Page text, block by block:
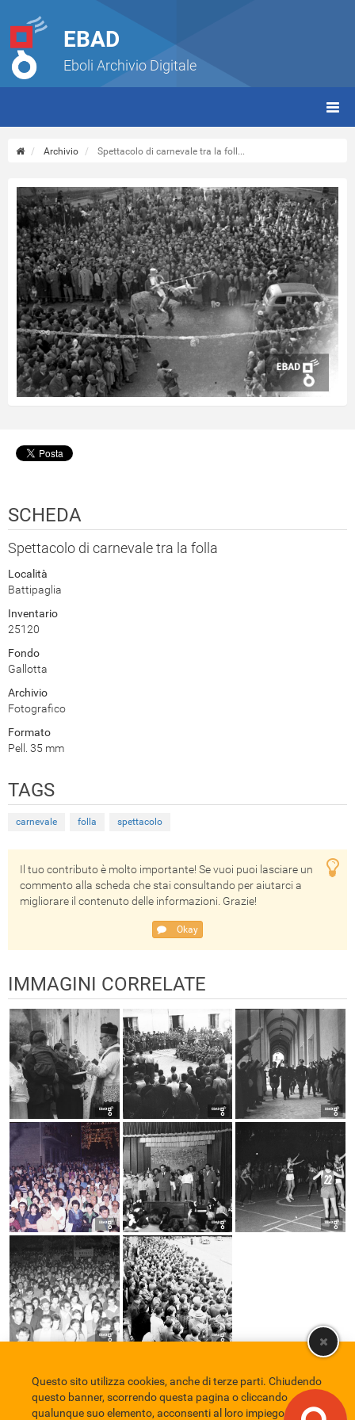
EBAD
Eboli Archivio Digitale
Archivio Spettacolo di carnevale tra la foll...
SCHEDA
Spettacolo di carnevale tra la folla
Località
Battipaglia
Inventario
25120
Fondo
Gallotta
Archivio
Fotografico
Formato
Pell. 35 mm
TAGS
carnevale folla spettacolo
Il tuo contributo è molto importante! Se vuoi puoi lasciare un
commento alla scheda che stai consultando per aiutarci a
migliorare il contenuto delle informazioni. Grazie!
Okay
IMMAGINI CORRELATE
Comune di Eboli Servizio Bibliotecario Nazionale
Privacy policy
Credits
Questo sito utilizza cookies, anche di terze parti. Chiudendo
questo banner, scorrendo questa pagina o cliccando
qualunque suo elemento, acconsenti al loro impiego in